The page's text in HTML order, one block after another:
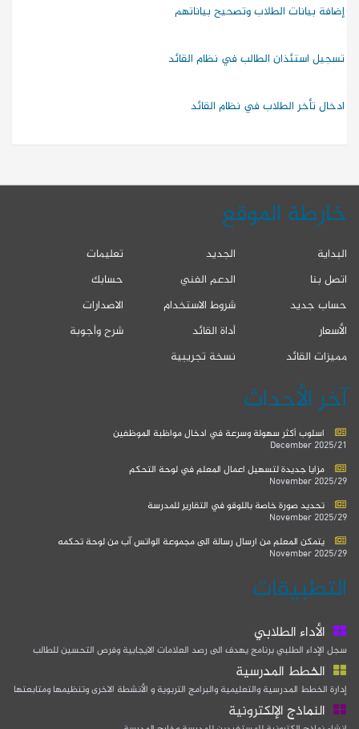
إضافة بيانات الطلاب وتصحيح بياناتهم
تسجيل استئذان الطالب في نظام القائد
ادخال تأخر الطلاب في نظام القائد
خارطة الموقع
البداية الجديد
تعليمات
اتصل بنا
الدعم الفني
حسابك
حساب جديد
شروط الاستخدام
الاصدارات
الأسعار
أداة القائد
شرح وأجوبة
مميزات القائد
نسخة تجريبية
آخر الأحداث
اسلوب أكثر سهولة وسرعة في ادخال مواظبة الموظفين
2025/21 December
مزايا جديدة لتسهيل اعمال المعلم في لوحة التحكم
2025/29 November
تحديد صورة خاصة باللوقو في التقارير للمدرسة
2025/29 November
يتمكن المعلم من ارسال رسالة الى مجموعة الواتس آب من لوحة تحكمه
2025/29 November
التطبيقات
الأداء الطلابي
سجل الإداء الطلبي برنامج يهدف الى رصد العلامات الايجابية وفرص التحسين للطالب
الخطط المدرسية
إدارة الخطط المدرسية والتعليمية والبرامج التربوية و الأنشطة الاخرى وتنظيمها ومتابعتها
النماذج الإلكترونية